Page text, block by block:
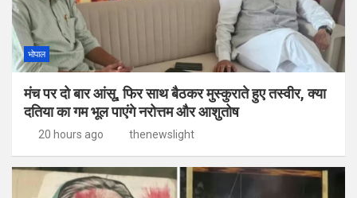
भोपाल
मंच पर दो बार आंसू, फिर साथ बैठकर मुस्कुराते हुए तस्वीर, क्या
दतिया का गम भूल पाएंगे नरोत्तम और आशुतोष
20 hours ago thenewslight